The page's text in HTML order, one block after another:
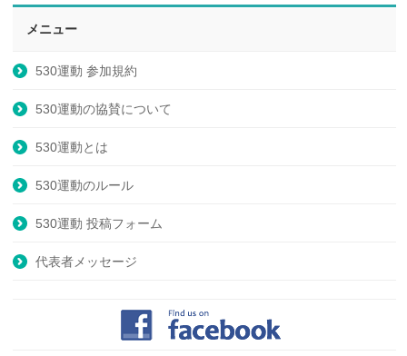
メニュー
530運動 参加規約
530運動の協賛について
530運動とは
530運動のルール
530運動 投稿フォーム
代表者メッセージ